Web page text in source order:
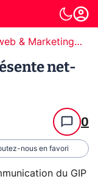
Site web & Marketing Digital
net-
0
nous en favori
du GIP